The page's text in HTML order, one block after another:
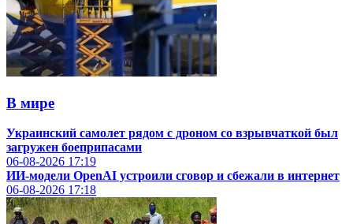
В мире
Украинский самолет рядом с дроном со взрывчаткой был
загружен боеприпасами
06-08-2026 17:19
ИИ-модели OpenAI устроили сговор и сбежали в интернет
06-08-2026 17:18